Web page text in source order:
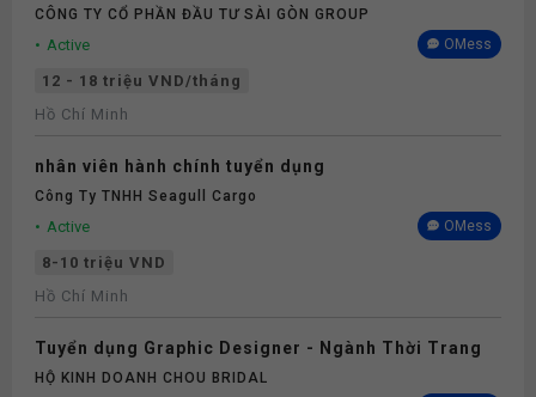
CÔNG TY CỔ PHẦN ĐẦU TƯ SÀI GÒN GROUP
Active OMess
12 - 18 triệu VND/tháng
Hồ Chí Minh
nhân viên hành chính tuyển dụng
Công Ty TNHH Seagull Cargo
Active OMess
8-10 triệu VND
Hồ Chí Minh
Tuyển dụng Graphic Designer - Ngành Thời Trang
HỘ KINH DOANH CHOU BRIDAL